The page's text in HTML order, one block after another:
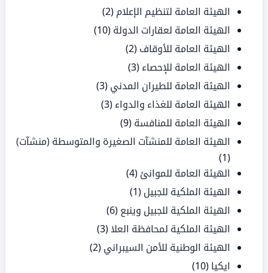
الهيئة العامة لتنظيم الإعلام (2)
الهيئة العامة لعقارات الدولة (10)
الهيئة العامة للأوقاف (2)
الهيئة العامة للإحصاء (3)
الهيئة العامة للطيران المدني (3)
الهيئة العامة للغذاء والدواء (3)
الهيئة العامة للمنافسة (9)
الهيئة العامة للمنشآت الصغيرة والمتوسطة (منشآت)
(1)
الهيئة العامة للموانئ (4)
الهيئة الملكية للجبيل (1)
الهيئة الملكية للجبيل وينبع (6)
الهيئة الملكية لمحافظة العلا(3)
الهيئة الوطنية للأمن السيبراني (2)
ايكيا (10)